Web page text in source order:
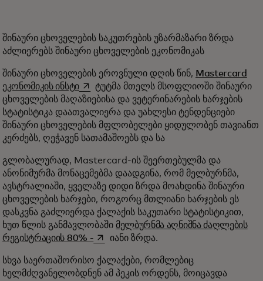
შინაური ცხოველების საკუთრების უზარმაზარი ზრდა
აძლიერებს შინაური ცხოველების ეკონომიკას
შინაური ცხოველების ეროვნული დღის წინ, Mastercard
ეკონომიკის ინსტიopens in a new tab
ტუტმა მთელს მსოფლიოში შინაური
ცხოველების მაღაზიებისა და ვეტერინარების ხარჯების
სტატისტიკა დაათვალიერა და უახლესი ტენდენციები
შინაური ცხოველების მფლობელები ყიდულობენ თავიანთ
კერძებს, ღეჭავენ სათამაშოებს და სა
გლობალურად, Mastercard-ის შეერთებულმა და
ანონიმურმა მონაცემებმა დაადგინა, რომ მელბურნმა,
ავსტრალიაში, ყველაზე დიდი ზრდა მოახდინა შინაური
ცხოველების ხარჯები, როგორც მთლიანი ხარჯების ეს
დასკვნა გაძლიერდა ქალაქის საკუთარი სტატისტიკით,
ხუთ წლის განმავლობაში მელბურნმა აღნიშნა ძაღლების
რეგისტრაციის 80% -opens in a new tab
იანი ზრდა.
სხვა საერთაშორისო ქალაქები, რომლებიც
ხელმძღვანელობდნენ ამ პეკის ორდენს, მოიცავდა